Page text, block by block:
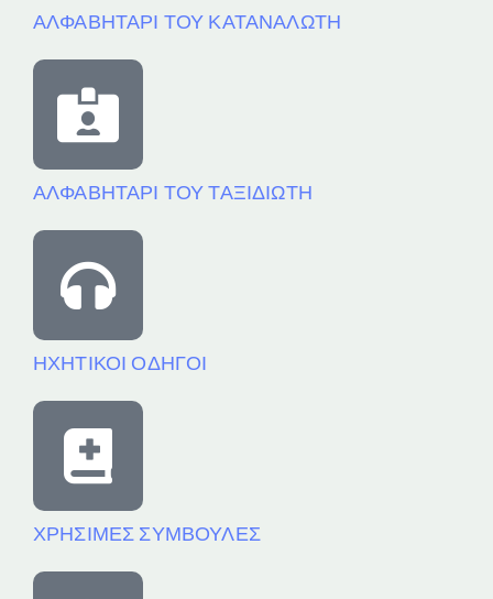
ΑΛΦΑΒΗΤΑΡΙ ΤΟΥ ΚΑΤΑΝΑΛΩΤΗ
ΑΛΦΑΒΗΤΑΡΙ ΤΟΥ ΤΑΞΙΔΙΩΤΗ
ΗΧΗΤΙΚΟΙ ΟΔΗΓΟΙ
ΧΡΗΣΙΜΕΣ ΣΥΜΒΟΥΛΕΣ